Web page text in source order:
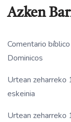
Azken
Comentario
Dominicos
Urtean
eskeinia
Urtean zeharreko